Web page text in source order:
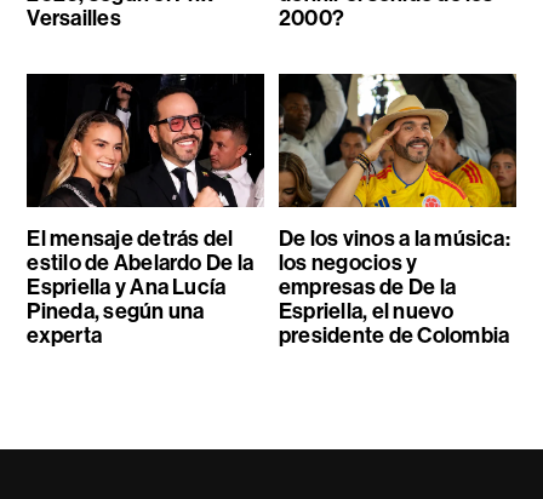
Versailles
2000?
El mensaje detrás del
estilo de Abelardo De la
Espriella y Ana Lucía
Pineda, según una
experta
De los vinos a la música:
los negocios y
empresas de De la
Espriella, el nuevo
presidente de Colombia